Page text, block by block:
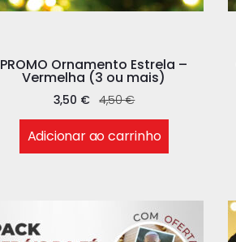
PROMO Ornamento Estrela –
Vermelha (3 ou mais)
4,50€
3,50 €
Adicionar ao carrinho